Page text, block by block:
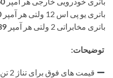
باتری یو پی اس 12 ولتی هر آمپر
باتری مخابراتی 2 ولتی هر آمپر
توضیحات: